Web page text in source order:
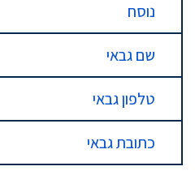
נוסח
שם גבאי
טלפון גבאי
כתובת גבאי